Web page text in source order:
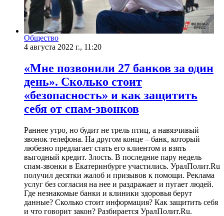
Общество
4 августа 2022 г., 11:20
«Мне позвонили 27 банков за один
день». Сколько стоит
«безопасность» и как защитить
себя от спам-звонков
Раннее утро, но будит не трель птиц, а навязчивый
звонок телефона. На другом конце – банк, который
любезно предлагает стать его клиентом и взять
выгодный кредит. Злость. В последние пару недель
спам-звонки в Екатеринбурге участились. УралПолит.Ru
получил десятки жалоб и призывов к помощи. Реклама
услуг без согласия на нее и раздражает и пугает людей.
Где незнакомые банки и клиники здоровья берут
данные? Сколько стоит информация? Как защитить себя
и что говорит закон? Разбирается УралПолит.Ru.